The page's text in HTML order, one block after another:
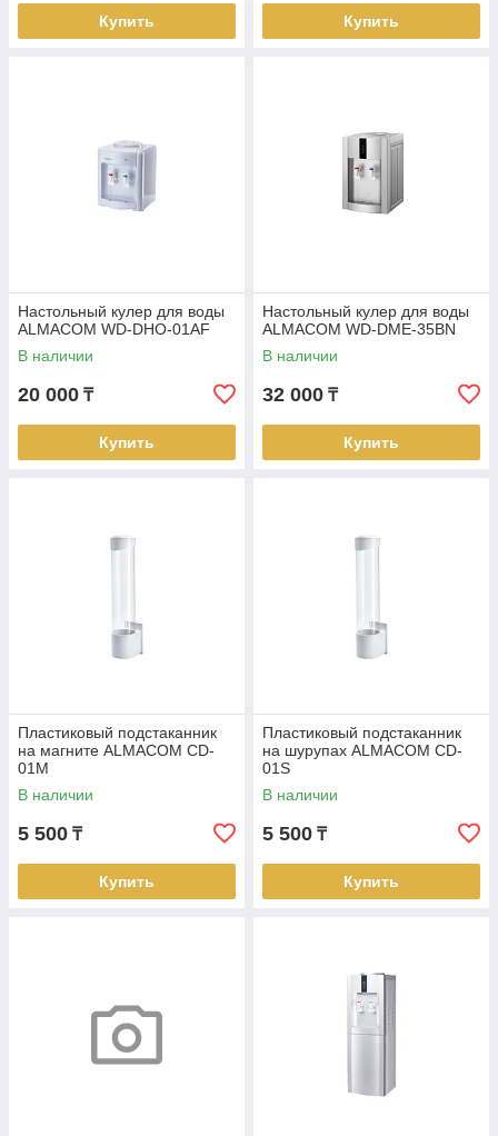
Купить Купить
Настольный кулер для воды
ALMACOM WD-DHO-01AF
В наличии
20 000 ₸
Купить
Настольный кулер для воды
ALMACOM WD-DME-35BN
В наличии
32 000 ₸
Купить
Пластиковый подстаканник
на магните ALMACOM CD-
01M
В наличии
5 500 ₸
Купить
Пластиковый подстаканник
на шурупах ALMACOM CD-
01S
В наличии
5 500 ₸
Купить